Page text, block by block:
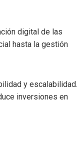
digital de las
hasta la gestión
y escalabilidad.
inversiones en